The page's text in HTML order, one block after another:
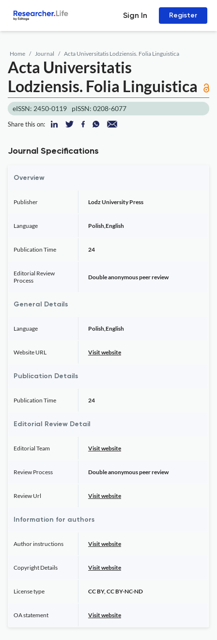
Sign In Register
Home Journal Acta Universitatis Lodziensis. Folia Linguistica
Acta Universitatis
Lodziensis. Folia Linguistica
eISSN: 2450-0119 pISSN: 0208-6077
Share this on:
Journal Specifications
Overview
Publisher Lodz University Press
Language Polish,English
Publication Time 24
Editorial Review
Process
Double anonymous peer review
General Details
Language Polish,English
Website URL Visit website
Publication Details
Publication Time 24
Editorial Review Detail
Editorial Team Visit website
Review Process Double anonymous peer review
Review Url Visit website
Information for authors
Author instructions Visit website
Copyright Details Visit website
License type CC BY, CC BY-NC-ND
OA statement Visit website